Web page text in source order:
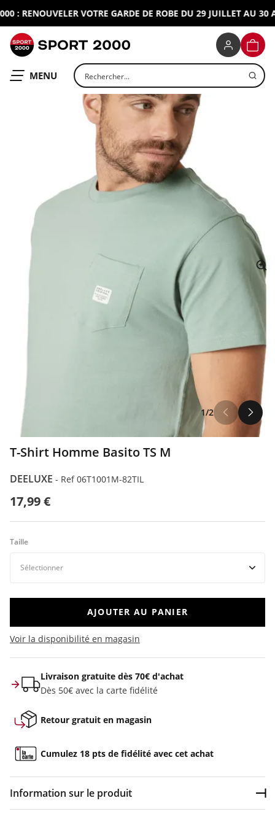
: RENOUVELER VOTRE GARDE DE ROBE DU 29 JUILLET AU 30
OUVRIR LE
MENU Rechercher un produit
1/2
T-Shirt Homme Basito TS M
DEELUXE - Ref 06T1001M-82TIL
17,99 €
Taille
AJOUTER AU PANIER
Voir la disponibilité en magasin
Livraison gratuite dès 70€ d'achat
Dès 50€ avec la carte fidélité
Retour gratuit en magasin
Cumulez 18 pts de fidélité avec cet achat
Information sur le produit